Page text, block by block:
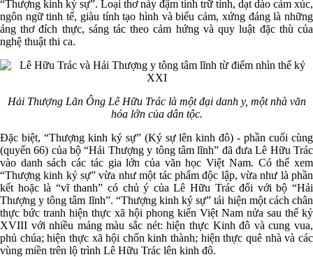
“Thượng kinh ký sự”. Loại thơ này đậm tính trữ tình, dạt dào cảm xúc,
ngôn ngữ tinh tế, giàu tính tạo hình và biểu cảm, xứng đáng là những
áng thơ đích thực, sáng tác theo cảm hứng và quy luật đặc thù của
nghệ thuật thi ca.
Hải Thượng Lãn Ông Lê Hữu Trác là một đại danh y, một nhà văn
hóa lớn của dân tộc.
Đặc biệt, “Thượng kinh ký sự” (Ký sự lên kinh đô) - phần cuối cùng
(quyển 66) của bộ “Hải Thượng y tông tâm lĩnh” đã đưa Lê Hữu Trác
vào danh sách các tác gia lớn của văn học Việt Nam. Có thể xem
“Thượng kinh ký sự” vừa như một tác phẩm độc lập, vừa như là phần
kết hoặc là “vĩ thanh” có chủ ý của Lê Hữu Trác đối với bộ “Hải
Thượng y tông tâm lĩnh”. “Thượng kinh ký sự” tái hiện một cách chân
thực bức tranh hiện thực xã hội phong kiến Việt Nam nửa sau thế kỷ
XVIII với nhiều mảng màu sắc nét: hiện thực Kinh đô và cung vua,
phủ chúa; hiện thực xã hội chốn kinh thành; hiện thực quê nhà và các
vùng miền trên lộ trình Lê Hữu Trác lên kinh đô.